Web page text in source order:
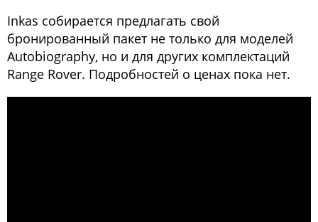
Inkas собирается предлагать свой
бронированный пакет не только для моделей
Autobiography, но и для других комплектаций
Range Rover. Подробностей о ценах пока нет.